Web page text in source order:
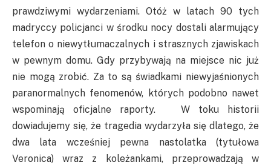
prawdziwymi wydarzeniami. Otóż w latach 90 tych
madryccy policjanci w środku nocy dostali alarmujący
telefon o niewytłumaczalnych i strasznych zjawiskach
w pewnym domu. Gdy przybywają na miejsce nic już
nie mogą zrobić. Za to są świadkami niewyjaśnionych
paranormalnych fenomenów, których podobno nawet
wspominają oficjalne raporty. W toku historii
dowiadujemy się, że tragedia wydarzyła się dlatego, że
dwa lata wcześniej pewna nastolatka (tytułowa
Veronica) wraz z koleżankami, przeprowadzają w